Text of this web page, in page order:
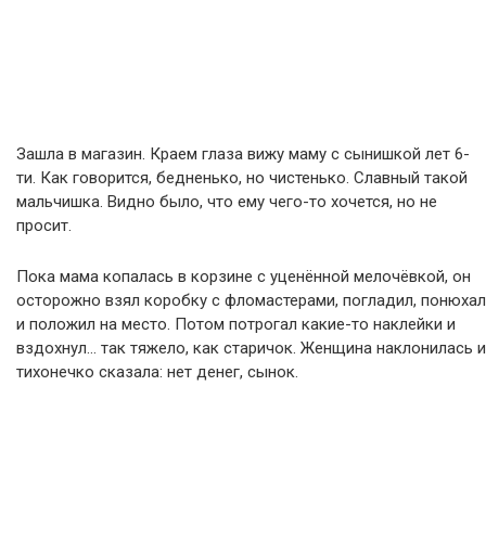
Зашла в магазин. Краем глаза вижу маму с сынишкой лет 6-
ти. Как говорится, бедненько, но чистенько. Славный такой
мальчишка. Видно было, что ему чего-то хочется, но не
просит.
Пока мама копалась в корзине с уценённой мелочёвкой, он
осторожно взял коробку с фломастерами, погладил, понюхал
и положил на место. Потом потрогал какие-то наклейки и
вздохнул… так тяжело, как старичок. Женщина наклонилась и
тихонечко сказала: нет денег, сынок.